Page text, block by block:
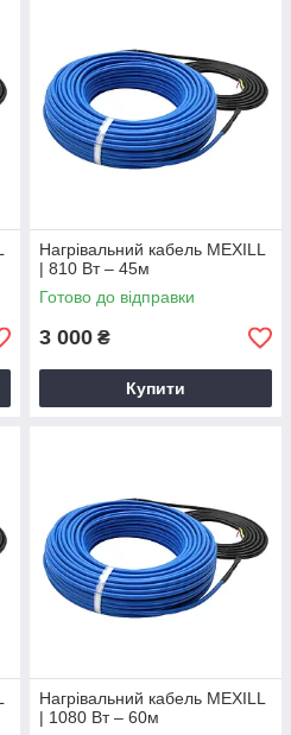
Нагрівальний кабель MEXILL
| 810 Вт – 45м
Готово до відправки
3 000 ₴
Купити
Нагрівальний кабель MEXILL
| 1080 Вт – 60м